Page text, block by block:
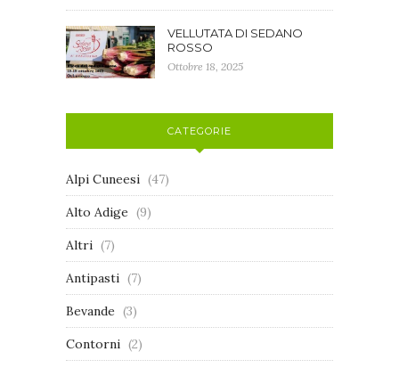
VELLUTATA DI SEDANO
ROSSO
Ottobre 18, 2025
CATEGORIE
Alpi Cuneesi (47)
Alto Adige (9)
Altri (7)
Antipasti (7)
Bevande (3)
Contorni (2)